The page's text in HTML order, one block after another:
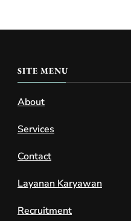
SITE MENU
About
Services
Contact
Layanan Karyawan
Recruitment